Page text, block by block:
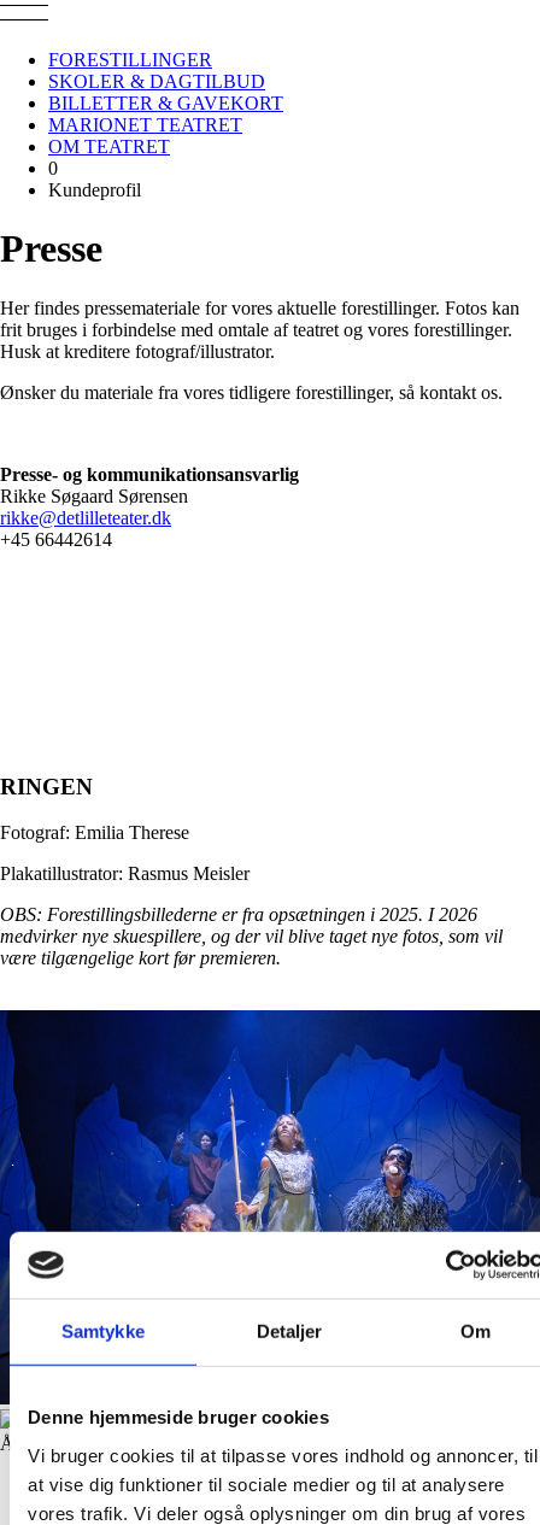
Samtykke Detaljer Om
Denne hjemmeside bruger cookies
Vi bruger cookies til at tilpasse vores indhold og annoncer, til
at vise dig funktioner til sociale medier og til at analysere
vores trafik. Vi deler også oplysninger om din brug af vores
Gå
hovedindhold
Primær
navigation
FORESTILLINGER
SKOLER & DAGTILBUD
BILLETTER & GAVEKORT
MARIONET TEATRET
OM TEATRET
0
Kundeprofil
Presse
Her findes pressemateriale for vores aktuelle forestillinger. Fotos kan
frit bruges i forbindelse med omtale af teatret og vores forestillinger.
Husk at kreditere fotograf/illustrator.
Ønsker du materiale fra vores tidligere forestillinger, så kontakt os.
Presse- og kommunikationsansvarlig
Rikke Søgaard Sørensen
rikke@detlilleteater.dk
+45 66442614
RINGEN
Fotograf: Emilia Therese
Plakatillustrator: Rasmus Meisler
OBS: Forestillingsbillederne er fra opsætningen i 2025. I 2026
medvirker nye skuespillere, og der vil blive taget nye fotos, som vil
være tilgængelige kort før premieren.
Åben billedegalleri